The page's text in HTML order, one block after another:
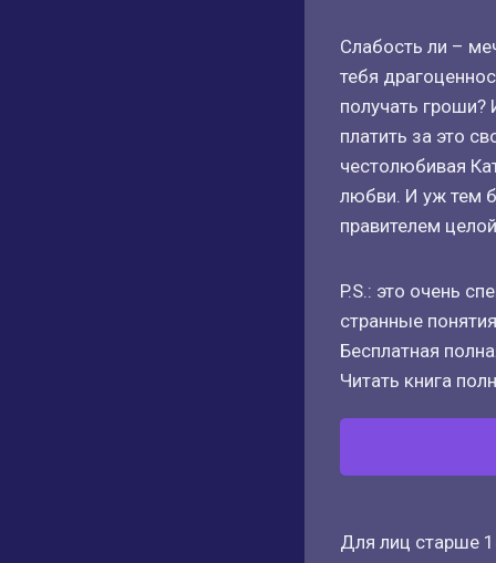
Слабость ли –
тебя
получать гроши?
платить за это
честолюбивая
любви. И уж тем
правителем
P.S.: это очень
странные
Бесплатная
Читать книга
Для лиц старше